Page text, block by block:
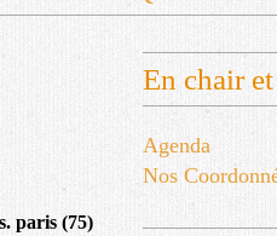
paris (75)
En chair
Agenda
Nos